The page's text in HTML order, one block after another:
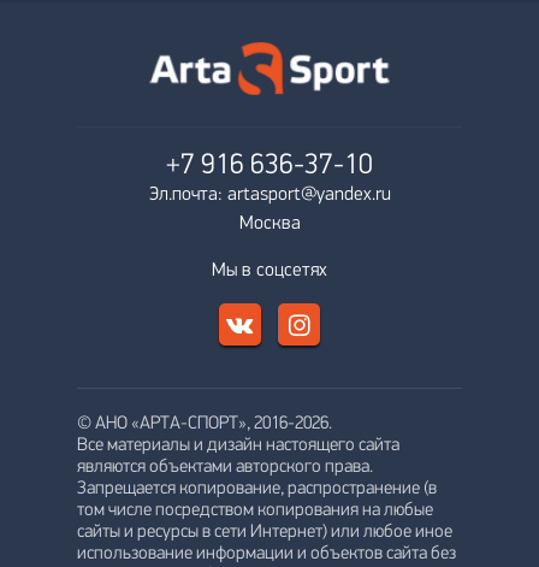
+7 916 636-37-10
Эл.почта: artasport@yandex.ru
Москва
Мы в соцсетях
© АНО «АРТА-СПОРТ», 2016-2026.
Все материалы и дизайн настоящего сайта
являются объектами авторского права.
Запрещается копирование, распространение (в
том числе посредством копирования на любые
сайты и ресурсы в сети Интернет) или любое иное
использование информации и объектов сайта без